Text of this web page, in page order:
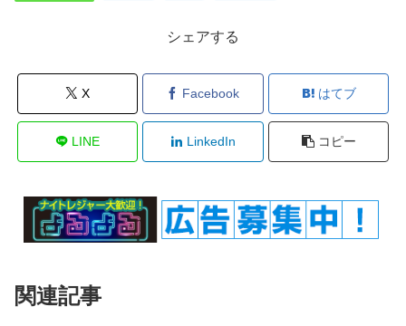
シェアする
X Facebook はてブ
LINE LinkedIn コピー
関連記事